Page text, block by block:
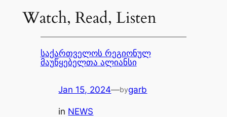
Watch, Read, Listen
საქართველოს რეგიონულ
მაუწყებელთა ალიანსი
Jan 15, 2024—bygarb
in NEWS